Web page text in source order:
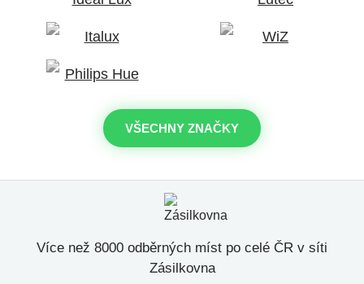
VŠECHNY ZNAČKY
Více než 8000 odběrných míst po celé ČR v síti
Zásilkovna